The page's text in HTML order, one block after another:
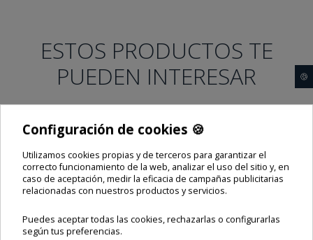
ESTOS PRODUCTOS TE
PUEDEN INTERESAR
Configuración de cookies 🍪
Utilizamos cookies propias y de terceros para garantizar el
correcto funcionamiento de la web, analizar el uso del sitio y, en
caso de aceptación, medir la eficacia de campañas publicitarias
relacionadas con nuestros productos y servicios.
Puedes aceptar todas las cookies, rechazarlas o configurarlas
según tus preferencias.
🍪